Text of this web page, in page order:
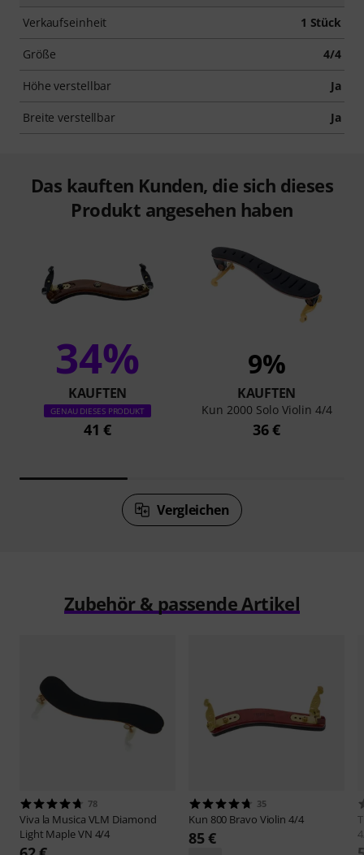
Verkaufseinheit 1 Stück
Größe 4/4
Höhe verstellbar Ja
Breite verstellbar Ja
Das kauften Kunden, die sich dieses
Produkt angesehen haben
34%
KAUFTEN
GENAU DIESES PRODUKT
41 €
9%
KAUFTEN
Kun 2000 Solo Violin 4/4
36 €
Vergleichen
Zubehör & passende Artikel
78
Viva la Musica VLM Diamond
Light Maple VN 4/4
35
Kun 800 Bravo Violin 4/4
85 €